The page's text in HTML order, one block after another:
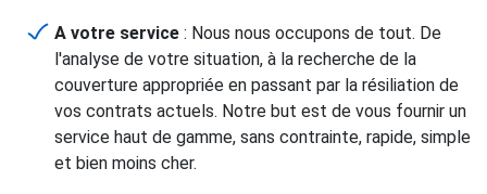
A votre service : Nous nous occupons de tout. De
l'analyse de votre situation, à la recherche de la
couverture appropriée en passant par la résiliation de
vos contrats actuels. Notre but est de vous fournir un
service haut de gamme, sans contrainte, rapide, simple
et bien moins cher.